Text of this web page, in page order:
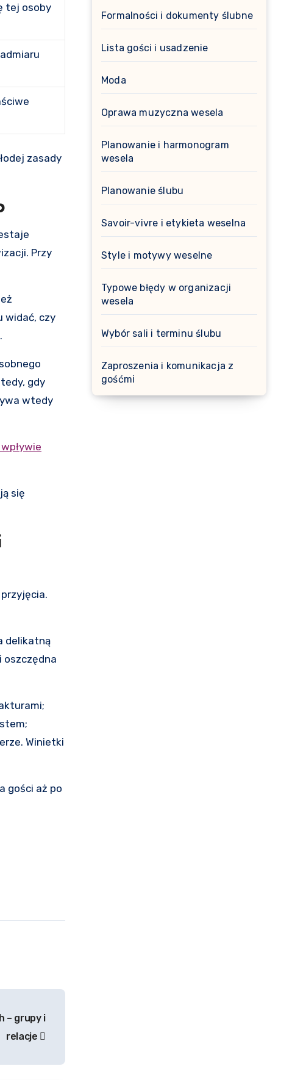
tej osoby
zasady
Przy
widać, czy
gdy
wtedy
się
delikatną
oszczędna
Winietki
gości aż po
– grupy i
relacje
Formalności i dokumenty ślubne
Lista gości i usadzenie
Moda
Oprawa muzyczna wesela
Planowanie i harmonogram
wesela
Planowanie ślubu
Savoir-vivre i etykieta weselna
Style i motywy weselne
Typowe błędy w organizacji
wesela
Wybór sali i terminu ślubu
Zaproszenia i komunikacja z
gośćmi